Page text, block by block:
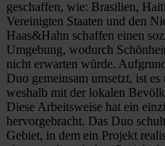
geschaffen, wie: Brasilien,
Vereinigten Staaten und den
Haas&Hahn schaffen einen
Umgebung, wodurch
nicht erwarten würde.
Duo gemeinsam umsetzt, ist
weshalb mit der lokalen
Diese Arbeitsweise hat ein
hervorgebracht. Das Duo
Gebiet, in dem ein Projekt